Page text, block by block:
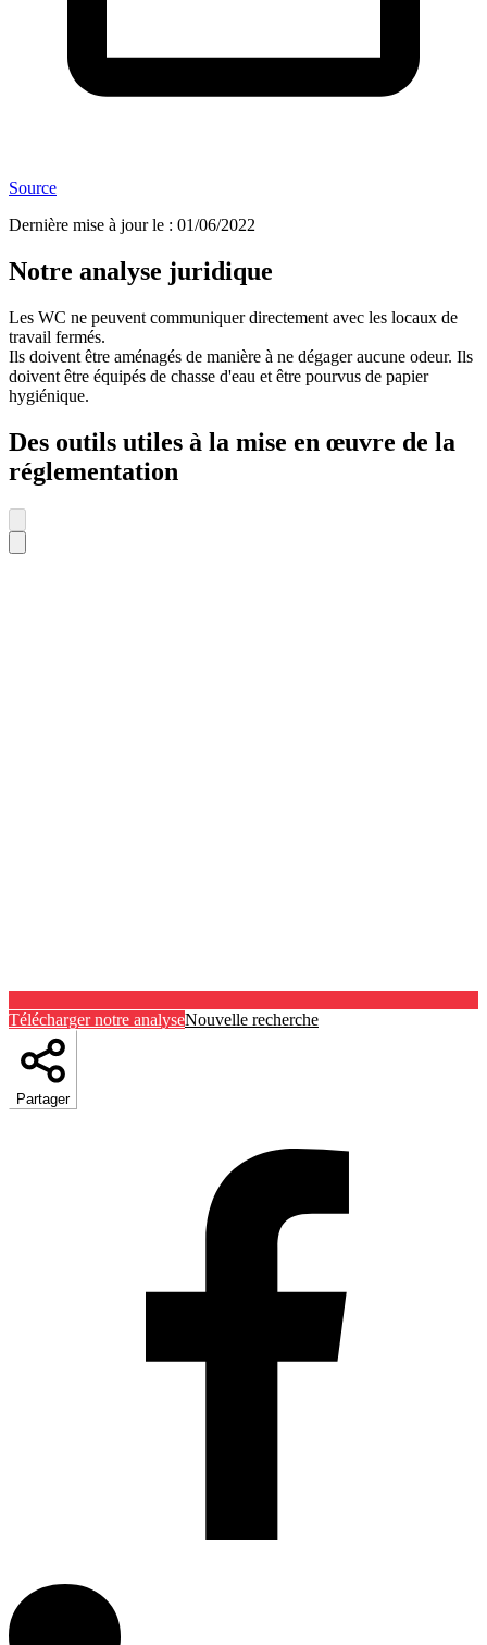
Source
Dernière mise à jour le : 01/06/2022
Notre analyse juridique
Les WC ne peuvent communiquer directement avec les locaux de
travail fermés.
Ils doivent être aménagés de manière à ne dégager aucune odeur. Ils
doivent être équipés de chasse d'eau et être pourvus de papier
hygiénique.
Des outils utiles à la mise en œuvre de la
réglementation
Télécharger notre analyseNouvelle recherche
Partager